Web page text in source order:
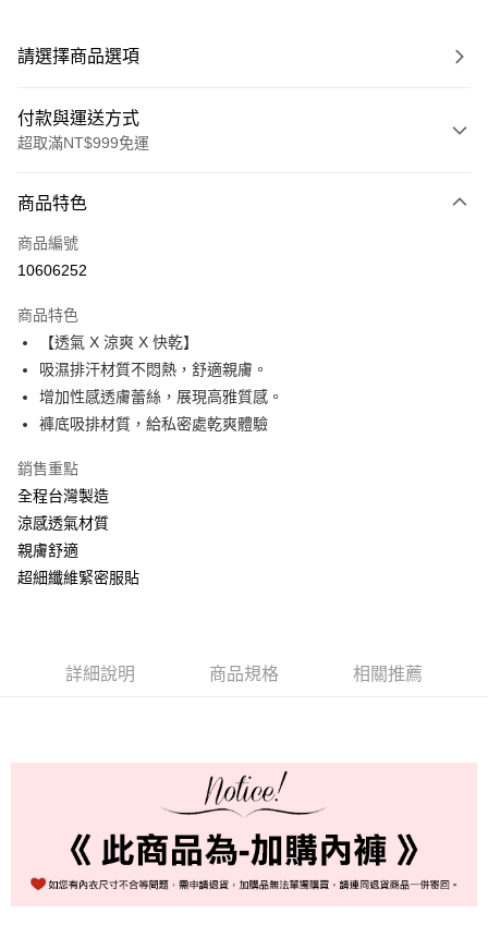
請選擇商品選項
付款與運送方式
超取滿NT$999免運
信用卡一次付款
超商取貨付款
ATM付款
運送方式
全家取貨付款
付款後全家取貨
每筆NT$60，滿NT$999(含以上)免運費
每筆NT$60，滿NT$999(含以上)免運費
商品特色
商品編號
10606252
商品特色
【透氣 X 涼爽 X 快乾】
吸濕排汗材質不悶熱，舒適親膚。
增加性感透膚蕾絲，展現高雅質感。
褲底吸排材質，給私密處乾爽體驗
銷售重點
全程台灣製造
涼感透氣材質
親膚舒適
超細纖維緊密服貼
詳細說明 商品規格 相關推薦